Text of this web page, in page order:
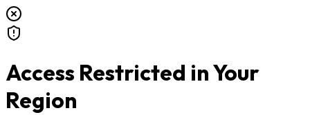
Access Restricted in Your
Region